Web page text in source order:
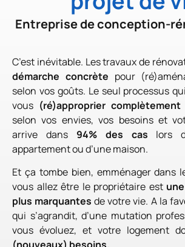
Entreprise de conception-
C’est inévitable. Les travaux de
démarche concrète pour
selon vos goûts. Le seul processus
vous (ré)approprier complètement
selon vos envies, vos besoins et
arrive dans 94% des cas lors
appartement ou d’une maison.
Et ça tombe bien, emménager dans
vous allez être le propriétaire est
plus marquantes de votre vie. A la
qui s’agrandit, d’une mutation
vous évoluez, et votre logement